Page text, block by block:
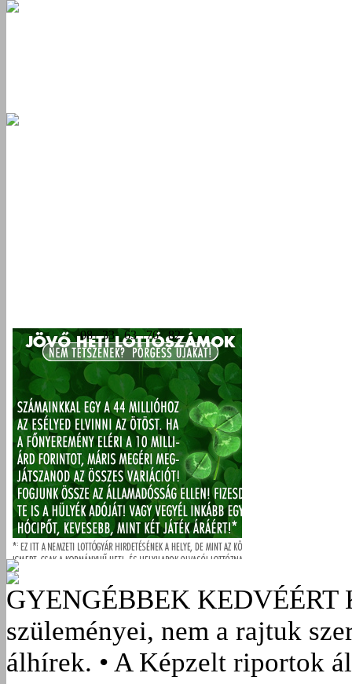
GYENGÉBBEK KEDVÉÉRT
szüleményei, nem a rajtuk
álhírek. • A Képzelt riportok